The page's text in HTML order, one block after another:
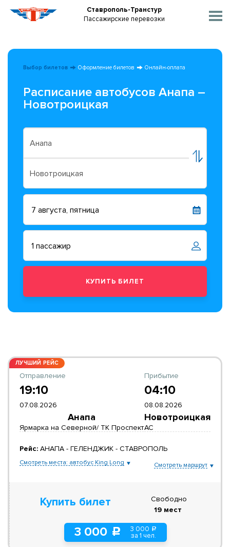
Ставрополь-Транстур
Пассажирские перевозки
Выбор билетов Оформление билетов Онлайн-оплата
Расписание автобусов Анапа –
Новотроицкая
ЛУЧШИЙ РЕЙС
Отправление
19:10
07.08.2026
Анапа
Ярмарка на Северной/ ТК Проспект
Прибытие
04:10
08.08.2026
Новотроицкая
АС
Рейс: АНАПА - ГЕЛЕНДЖИК - СТАВРОПОЛЬ
Смотреть места: автобус King Long Смотреть маршрут
Купить билет
3 000 c 3 000 a
за 1 чел.
Свободно
19 мест